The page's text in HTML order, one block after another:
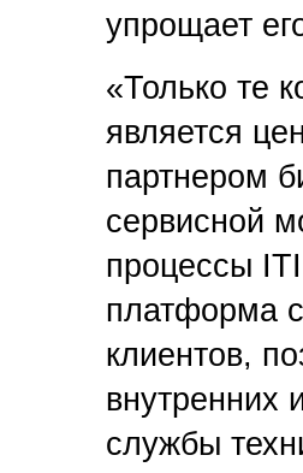
упрощает
«Только те
является
партнером
сервисной
процессы
платформа
клиентов,
внутренних
службы